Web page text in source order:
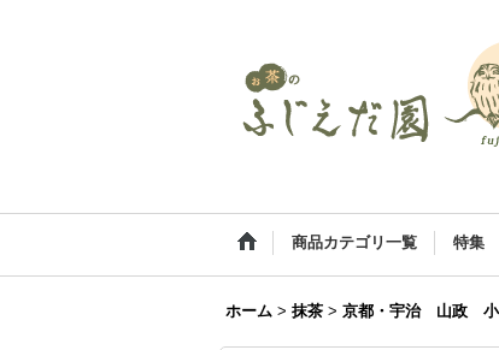
商品カテゴリ一覧 特集
ホーム > 抹茶 > 京都・宇治 山政